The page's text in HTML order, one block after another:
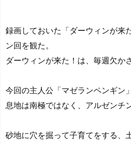
録画しておいた「ダーウィンが来
ン回を観た。
ダーウィンが来た！は、毎週欠か
今回の主人公「マゼランペンギン
息地は南極ではなく、アルゼンチ
砂地に穴を掘って子育てをする、